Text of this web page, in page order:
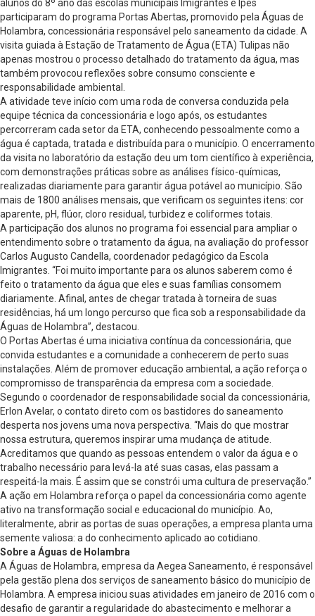
alunos do 8º ano das escolas municipais Imigrantes e Ipês
participaram do programa Portas Abertas, promovido pela Águas de
Holambra, concessionária responsável pelo saneamento da cidade. A
visita guiada à Estação de Tratamento de Água (ETA) Tulipas não
apenas mostrou o processo detalhado do tratamento da água, mas
também provocou reflexões sobre consumo consciente e
responsabilidade ambiental.
A atividade teve início com uma roda de conversa conduzida pela
equipe técnica da concessionária e logo após, os estudantes
percorreram cada setor da ETA, conhecendo pessoalmente como a
água é captada, tratada e distribuída para o município. O encerramento
da visita no laboratório da estação deu um tom científico à experiência,
com demonstrações práticas sobre as análises físico-químicas,
realizadas diariamente para garantir água potável ao município. São
mais de 1800 análises mensais, que verificam os seguintes itens: cor
aparente, pH, flúor, cloro residual, turbidez e coliformes totais.
A participação dos alunos no programa foi essencial para ampliar o
entendimento sobre o tratamento da água, na avaliação do professor
Carlos Augusto Candella, coordenador pedagógico da Escola
Imigrantes. “Foi muito importante para os alunos saberem como é
feito o tratamento da água que eles e suas famílias consomem
diariamente. Afinal, antes de chegar tratada à torneira de suas
residências, há um longo percurso que fica sob a responsabilidade da
Águas de Holambra”, destacou.
O Portas Abertas é uma iniciativa contínua da concessionária, que
convida estudantes e a comunidade a conhecerem de perto suas
instalações. Além de promover educação ambiental, a ação reforça o
compromisso de transparência da empresa com a sociedade.
Segundo o coordenador de responsabilidade social da concessionária,
Erlon Avelar, o contato direto com os bastidores do saneamento
desperta nos jovens uma nova perspectiva. “Mais do que mostrar
nossa estrutura, queremos inspirar uma mudança de atitude.
Acreditamos que quando as pessoas entendem o valor da água e o
trabalho necessário para levá-la até suas casas, elas passam a
respeitá-la mais. É assim que se constrói uma cultura de preservação.”
A ação em Holambra reforça o papel da concessionária como agente
ativo na transformação social e educacional do município. Ao,
literalmente, abrir as portas de suas operações, a empresa planta uma
semente valiosa: a do conhecimento aplicado ao cotidiano.
Sobre a Águas de Holambra
A Águas de Holambra, empresa da Aegea Saneamento, é responsável
pela gestão plena dos serviços de saneamento básico do município de
Holambra. A empresa iniciou suas atividades em janeiro de 2016 com o
desafio de garantir a regularidade do abastecimento e melhorar a